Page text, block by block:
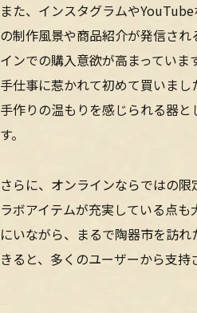
また、インスタグラムや
の制作風景や商品紹介が発信され
インでの購入意欲が高まっていま
手仕事に惹かれて初めて買いまし
手作りの温もりを感じられる器と
す。
さらに、オンラインならではの
ラボアイテムが充実している点も
にいながら、まるで陶器市を訪
きると、多くのユーザーから支持